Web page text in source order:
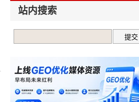
站内搜索